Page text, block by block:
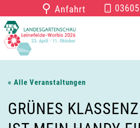
Inhalt
springen
⚲ Anfahrt
« Alle Veranstaltungen
GRÜNES